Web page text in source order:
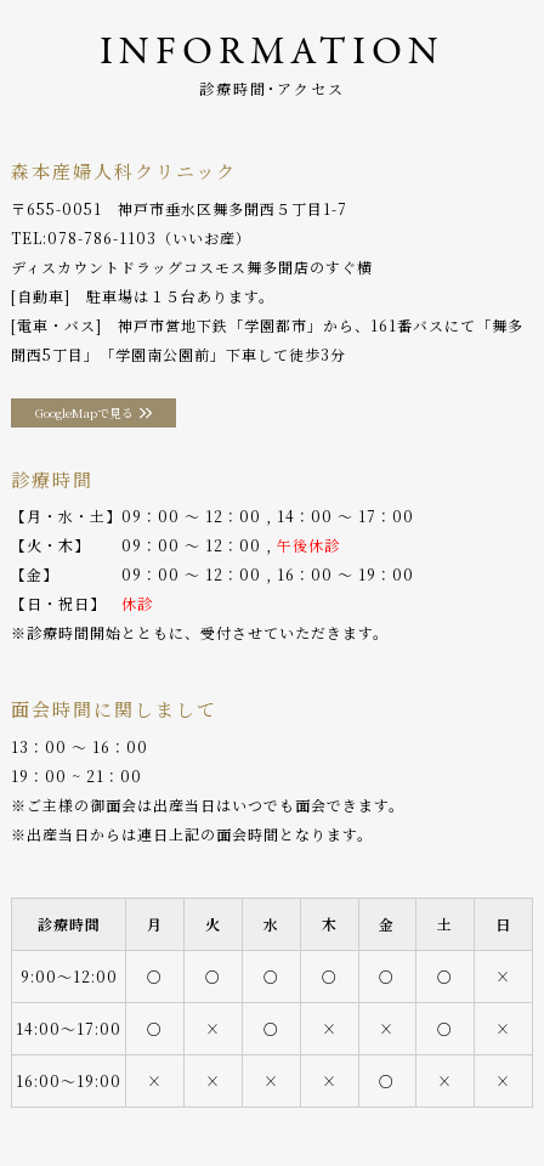
INFORMATION
診療時間･アクセス
森本産婦人科クリニック
〒655-0051 神戸市垂水区舞多聞西５丁目1-7
TEL:078-786-1103 （いいお産）
ディスカウントドラッグコスモス舞多聞店のすぐ横
[自動車] 駐車場は１５台あります。
[電車・バス] 神戸市営地下鉄「学園都市」から、161番バスにて「舞多
聞西5丁目」「学園南公園前」下車して徒歩3分
GoogleMapで見る
診療時間
【月・水・土】09：00 〜 12：00 , 14：00 〜 17：00
【火・木】 09：00 〜 12：00 , 午後休診
【金】 09：00 〜 12：00 , 16：00 〜 19：00
【日・祝日】 休診
※診療時間開始とともに、受付させていただきます。
面会時間に関しまして
13：00 〜 16：00
19：00 ~ 21：00
※ご主様の御面会は出産当日はいつでも面会できます。
※出産当日からは連日上記の面会時間となります。
診療時間 月 火 水 木 金 土 日
9:00〜12:00 ○ ○ ○ ○ ○ ○ ×
14:00〜17:00 ○ × ○ × × ○ ×
16:00〜19:00 × × × × ○ × ×